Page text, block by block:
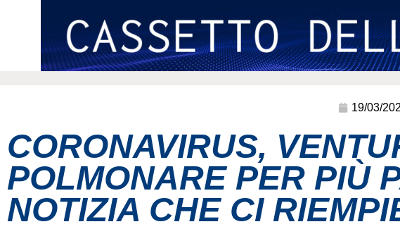
19/03/
CORONAVIRUS,
POLMONARE PER PIÙ
NOTIZIA CHE CI